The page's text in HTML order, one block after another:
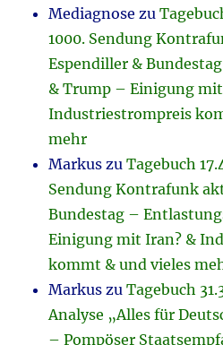
Mediagnose zu
1000. Sendung
Espendiller &
& Trump – Einigung
Industriestrompreis
mehr
Markus zuTagebuch
Sendung Kontrafunk
Bundestag –
Einigung mit Iran? &
kommt & und vieles
Markus zuTagebuch
Analyse „Alles für
– Pompöser